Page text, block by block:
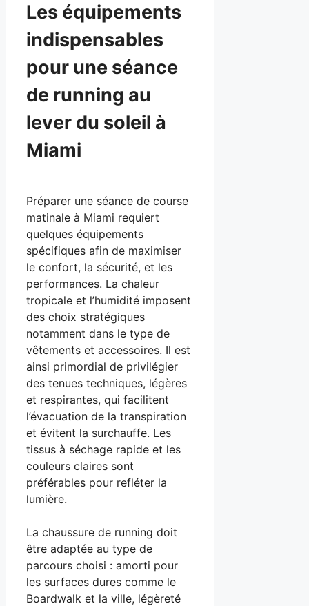
Les équipements
indispensables
pour une séance
de running au
lever du soleil à
Miami
Préparer une séance de course
matinale à Miami requiert
quelques équipements
spécifiques afin de maximiser
le confort, la sécurité, et les
performances. La chaleur
tropicale et l’humidité imposent
des choix stratégiques
notamment dans le type de
vêtements et accessoires. Il est
ainsi primordial de privilégier
des tenues techniques, légères
et respirantes, qui facilitent
l’évacuation de la transpiration
et évitent la surchauffe. Les
tissus à séchage rapide et les
couleurs claires sont
préférables pour refléter la
lumière.
La chaussure de running doit
être adaptée au type de
parcours choisi : amorti pour
les surfaces dures comme le
Boardwalk et la ville, légèreté